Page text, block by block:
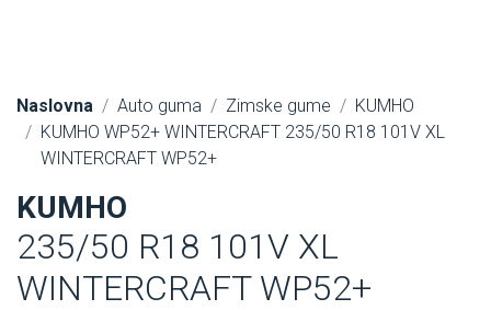
Naslovna Auto guma Zimske gume
KUMHO
KUMHO WP52+ WINTERCRAFT 235/50 R18 101V XL
WINTERCRAFT WP52+
KUMHO
235/50 R18 101V XL
WINTERCRAFT WP52+